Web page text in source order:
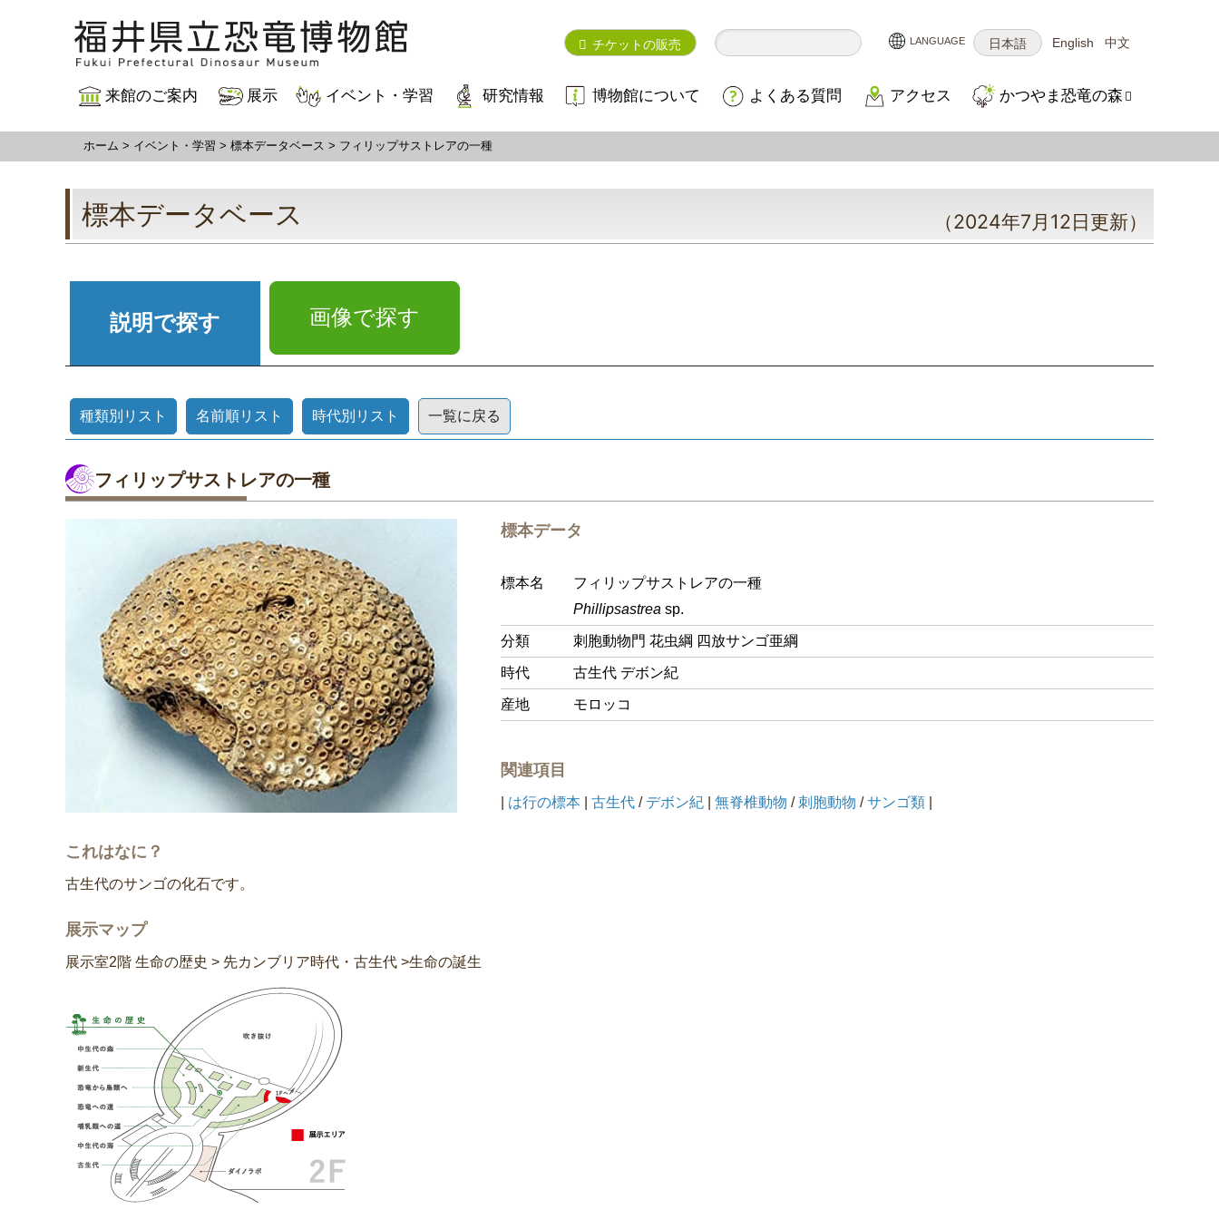
来館のご案内 展示 イベント・学習 研究情報 博物館について よくある質問 アクセス かつやま恐竜の森
日本語 English 中文
チケットの販売
ホーム > イベント・学習 > 標本データベース > フィリップサストレアの一種
標本データベース （2024年7月12日更新）
説明で探す 画像で探す
種類別リスト 名前順リスト 時代別リスト 一覧に戻る
フィリップサストレアの一種
標本データ
標本名
フィリップサストレアの一種
Phillipsastrea sp.
分類 刺胞動物門 花虫綱 四放サンゴ亜綱
時代 古生代 デボン紀
産地 モロッコ
関連項目
は行の標本 古生代 / デボン紀 無脊椎動物 /刺胞動物 /サンゴ類
これはなに？
古生代のサンゴの化石です。
展示マップ
展示室2階 生命の歴史 > 先カンブリア時代・古生代 >生命の誕生